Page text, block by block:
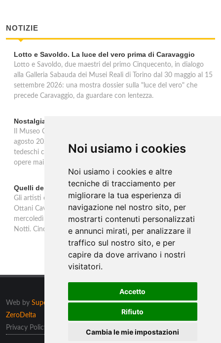
Noi usiamo i cookies
Noi usiamo i cookies e altre
tecniche di tracciamento per
migliorare la tua esperienza di
navigazione nel nostro sito, per
mostrarti contenuti personalizzati
e annunci mirati, per analizzare il
traffico sul nostro sito, e per
capire da dove arrivano i nostri
visitatori.
Accetto
Rifiuto
Cambia le mie impostazioni
NOTIZIE
Lotto e Savoldo. La luce del vero prima di Caravaggio
Lotto e Savoldo, due maestri del primo Cinquecento, in dialogo
alla Galleria Sabauda dei Musei Reali di Torino dal 30 maggio al 15
settembre 2026: una mostra dossier sulla "luce del vero" che
precede Caravaggio, da guardare con lentezza.
Nostalgia del sud: artisti tedeschi in Italia ad Ascona
Il Museo Castello San Materno di Ascona ospita dal 26 aprile al 26
agosto 2026 Nostalgia del sud, mostra dedicata agli artisti
tedeschi che tra il 1865 e il 1915 hanno scelto l'Italia. Quaranta
opere mai esposte da una collezione privata tedesca.
Quelli della notte: Anna Ottani Cavina alla GAM di Torino
Gli artisti e la fascinazione del buio, del sogno, dell'inconscio. Anna
Ottani Cavina protagonista dell'incontro alla GAM di Torino
mercoledì 18 febbraio 2026. Un approfondimento sulla mostra
Notti. Cinque secoli di stelle, sogni, pleniluni.
Web by Supero ltd
, Malta tutti i diritti riservati. Powered by
ZeroDelta
Privacy Policy
Preferenze sui Cookies